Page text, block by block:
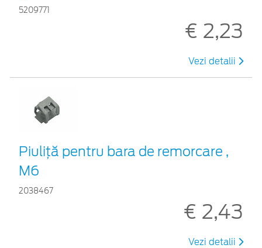
5209771
€ 2,23
Vezi detalii
Piuliță pentru bara de remorcare ,
M6
2038467
€ 2,43
Vezi detalii